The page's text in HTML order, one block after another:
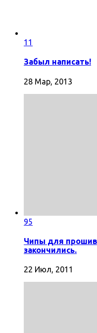
11
Забыл написать!
28 Мар, 2013
95
Чипы для
закончились.
22 Июл, 2011